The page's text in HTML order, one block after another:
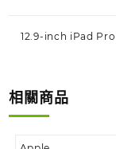
12.9-inch iPad
相關商品